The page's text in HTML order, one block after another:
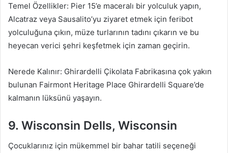
Temel Özellikler: Pier 15’e maceralı bir yolculuk yapın,
Alcatraz veya Sausalito’yu ziyaret etmek için feribot
yolculuğuna çıkın, müze turlarının tadını çıkarın ve bu
heyecan verici şehri keşfetmek için zaman geçirin.
Nerede Kalınır: Ghirardelli Çikolata Fabrikasına çok yakın
bulunan Fairmont Heritage Place Ghirardelli Square’de
kalmanın lüksünü yaşayın.
9. Wisconsin Dells, Wisconsin
Çocuklarınız için mükemmel bir bahar tatili seçeneği